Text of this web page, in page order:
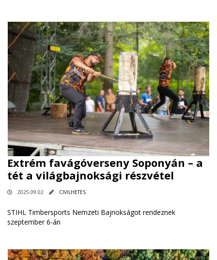
Extrém favágóverseny Soponyán – a
tét a világbajnoksági részvétel
2025.09.02 CIVILHETES
STIHL Timbersports Nemzeti Bajnokságot rendeznek
szeptember 6-án